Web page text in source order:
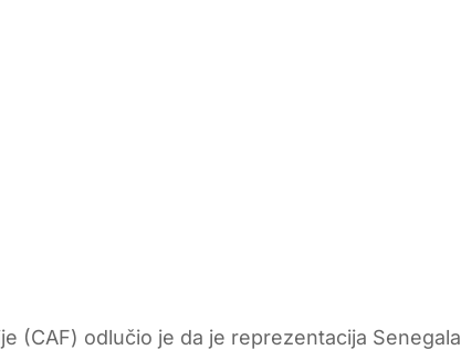
(CAF) odlučio je da je reprezentacija Senegala